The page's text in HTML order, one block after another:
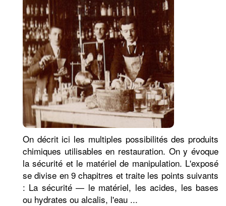
On décrit ici les multiples possibilités des produits
chimiques utilisables en restauration. On y évoque
la sécurité et le matériel de manipulation. L'exposé
se divise en 9 chapitres et traite les points suivants
: La sécurité — le matériel, les acides, les bases
ou hydrates ou alcalis, l'eau ...